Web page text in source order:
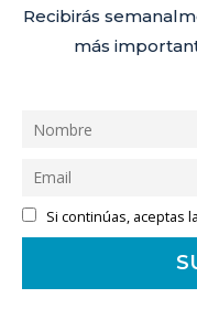
Recibirás
más
Si continúas, aceptas